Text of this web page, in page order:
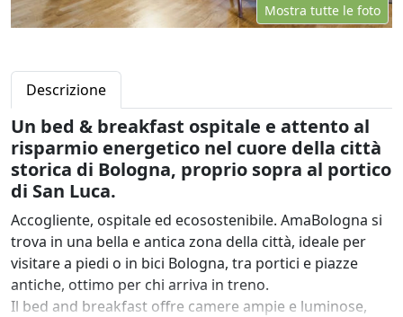
Mostra tutte le foto
Descrizione
Un bed & breakfast ospitale e attento al
risparmio energetico nel cuore della città
storica di Bologna, proprio sopra al portico
di San Luca.
Accogliente, ospitale ed ecosostenibile. AmaBologna si
trova in una bella e antica zona della città, ideale per
visitare a piedi o in bici Bologna, tra portici e piazze
antiche, ottimo per chi arriva in treno.
Il bed and breakfast offre camere ampie e luminose,